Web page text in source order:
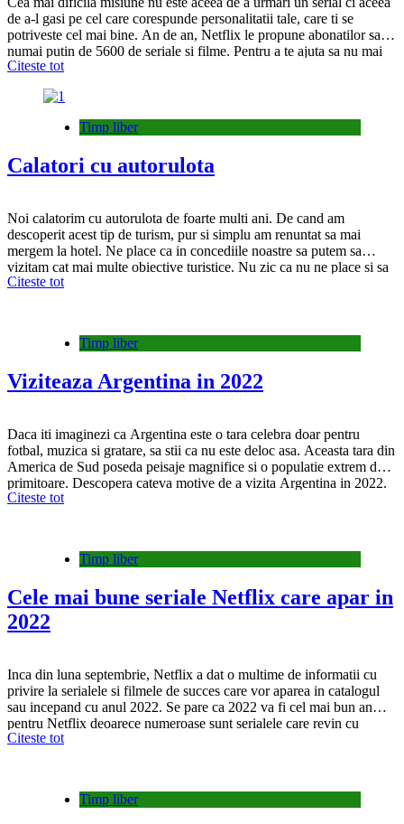
de a-l gasi pe cel care corespunde personalitatii tale, care ti se
potriveste cel mai bine. An de an, Netflix le propune abonatilor sai
numai putin de 5600 de seriale si filme. Pentru a te ajuta sa nu mai
pierzi timpul…
Citeste tot
Timp liber
Calatori cu autorulota
Noi calatorim cu autorulota de foarte multi ani. De cand am
descoperit acest tip de turism, pur si simplu am renuntat sa mai
mergem la hotel. Ne place ca in concediile noastre sa putem sa
vizitam cat mai multe obiective turistice. Nu zic ca nu ne place si sa
stam si sa ne relaxam pur…
Citeste tot
Timp liber
Viziteaza Argentina in 2022
Daca iti imaginezi ca Argentina este o tara celebra doar pentru
fotbal, muzica si gratare, sa stii ca nu este deloc asa. Aceasta tara din
America de Sud poseda peisaje magnifice si o populatie extrem de
primitoare. Descopera cateva motive de a vizita Argentina in 2022.
De ce este Argentina atat de populara? Cuvantul Argentina…
Citeste tot
Timp liber
Cele mai bune seriale Netflix care apar in
2022
Inca din luna septembrie, Netflix a dat o multime de informatii cu
privire la serialele si filmele de succes care vor aparea in catalogul
sau incepand cu anul 2022. Se pare ca 2022 va fi cel mai bun an
pentru Netflix deoarece numeroase sunt serialele care revin cu
sezoane noi. Ozark, sezonul 4 Netflix a…
Citeste tot
Timp liber